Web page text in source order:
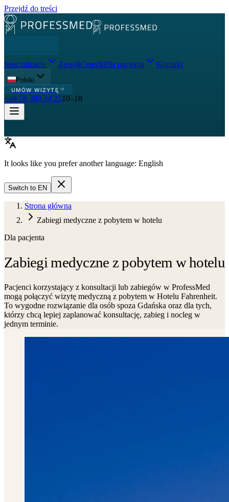
Przejdź do treści
Specjalizacje ZespółCennikDla pacjenta Kontakt
Polski
UMÓW WIZYTĘ
+48 58 380 24 2510–18
It looks like you prefer another language: English
Switch to EN
Strona główna
Zabiegi medyczne z pobytem w hotelu
Dla pacjenta
Zabiegi medyczne z pobytem w hotelu
Pacjenci korzystający z konsultacji lub zabiegów w ProfessMed
mogą połączyć wizytę medyczną z pobytem w Hotelu Fahrenheit.
To wygodne rozwiązanie dla osób spoza Gdańska oraz dla tych,
którzy chcą lepiej zaplanować konsultację, zabieg i nocleg w
jednym terminie.